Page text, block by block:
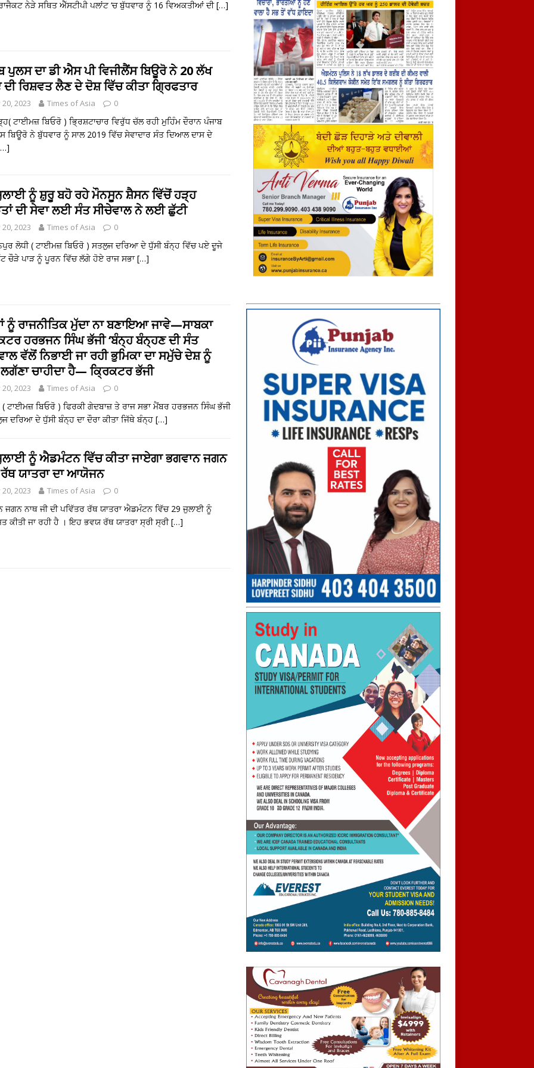
ਨੇੜੇ ਸਥਿਤ ਐੱਸਟੀਪੀ ਪਲਾਂਟ ‘ਚ ਬੁੱਧਵਾਰ ਨੂੰ 16 ਵਿਅਕਤੀਆਂ ਦੀ[…]
ਪੁਲਸ ਦਾ ਡੀ ਐਸ ਪੀ ਵਿਜੀਲੈਂਸ ਬਿਊਰੋ ਨੇ 20 ਲੱਖ
ਰਿਸ਼ਵਤ ਲੈਣ ਦੇ ਦੋਸ਼ ਵਿੱਚ ਕੀਤਾ ਗ੍ਰਿਫਤਾਰ
20, 2023 Times of Asia 0
ਟਾਈਮਜ਼ ਬਿਓਰੋ ) ਭ੍ਰਿਸ਼ਟਾਚਾਰ ਵਿਰੁੱਧ ਚੱਲ ਰਹੀ ਮੁਹਿੰਮ ਦੌਰਾਨ ਪੰਜਾਬ
ਬਿਊਰੋ ਨੇ ਬੁੱਧਵਾਰ ਨੂੰ ਸਾਲ 2019 ਵਿੱਚ ਸੇਵਾਦਾਰ ਸੰਤ ਦਿਆਲ ਦਾਸ ਦੇ
ਨੂੰ ਸ਼ੁਰੂ ਬਹੋ ਰਹੇ ਮੌਨਸੂਨ ਸ਼ੈਸਨ ਵਿੱਚੋਂ ਹੜ੍ਹ
ਦੀ ਸੇਵਾ ਲਈ ਸੰਤ ਸੀਚੇਵਾਲ ਨੇ ਲਈ ਛੁੱਟੀ
20, 2023 Times of Asia 0
ਲੋਧੀ ( ਟਾਈਮਜ਼ ਬਿਓਰੋ ) ਸਤਲੁਜ ਦਰਿਆ ਦੇ ਧੁੱਸੀ ਬੰਨ੍ਹ ਵਿੱਚ ਪਏ ਦੂਜੇ
ਚੌੜੇ ਪਾੜ ਨੂੰ ਪੂਰਨ ਵਿੱਚ ਲੱਗੇ ਹੋਏ ਰਾਜ ਸਭਾ[…]
ਨੂੰ ਰਾਜਨੀਤਿਕ ਮੁੱਦਾ ਨਾ ਬਣਾਇਆ ਜਾਵੇ—ਸਾਬਕਾ
ਹਰਭਜਨ ਸਿੰਘ ਭੱਜੀ ‘ਬੰਨ੍ਹ ਬੰਨ੍ਹਣ ਦੀ ਸੰਤ
ਵੱਲੋਂ ਨਿਭਾਈ ਜਾ ਰਹੀ ਭੁਮਿਕਾ ਦਾ ਸਮੁੱਚੇ ਦੇਸ਼ ਨੂੰ
ਚਾਹੀਦਾ ਹੈ— ਕ੍ਰਿਕਟਰ ਭੱਜੀ
20, 2023 Times of Asia 0
ਟਾਈਮਜ਼ ਬਿਓਰੋ ) ਫਿਰਕੀ ਗੇਦਬਾਜ਼ ਤੇ ਰਾਜ ਸਭਾ ਮੈਂਬਰ ਹਰਭਜਨ ਸਿੰਘ ਭੱਜੀ
ਦਰਿਆ ਦੇ ਧੁੱਸੀ ਬੰਨ੍ਹ ਦਾ ਦੌਰਾ ਕੀਤਾ ਜਿੱਥੇ ਬੰਨ੍ਹ […]
ਨੂੰ ਐਡਮੰਟਨ ਵਿੱਚ ਕੀਤਾ ਜਾਏਗਾ ਭਗਵਾਨ ਜਗਨ
ਯਾਤਰਾ ਦਾ ਆਯੋਜਨ
20, 2023 Times of Asia 0
ਜਗਨ ਨਾਥ ਜੀ ਦੀ ਪਵਿੱਤਰ ਰੱਥ ਯਾਤਰਾ ਐਡਮੰਟਨ ਵਿੱਚ 29 ਜੁਲਾਈ ਨੂੰ
ਕੀਤੀ ਜਾ ਰਹੀ ਹੈ । ਇਹ ਭਵਯ ਰੱਥ ਯਾਤਰਾ ਸ੍ਰੀ ਸ੍ਰੀ[…]